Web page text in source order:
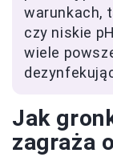
warunkach,
czy niskie
wiele
Jak
zagraża